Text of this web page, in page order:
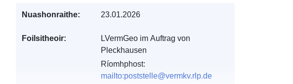
Nuashonraithe: 23.01.2026
Foilsitheoir:
LVermGeo im Auftrag von
Pleckhausen
Ríomhphost:
mailto:poststelle@vermkv.rlp.de